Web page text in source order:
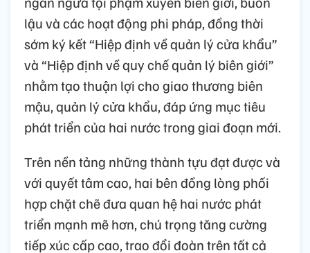
lậu và các hoạt động phi pháp, đồng thời
sớm ký kết “Hiệp định về quản lý cửa khẩu”
và “Hiệp định về quy chế quản lý biên giới”
nhằm tạo thuận lợi cho giao thương biên
mậu, quản lý cửa khẩu, đáp ứng mục tiêu
phát triển của hai nước trong giai đoạn mới.
Trên nền tảng những thành tựu đạt được và
với quyết tâm cao, hai bên đồng lòng phối
hợp chặt chẽ đưa quan hệ hai nước phát
triển mạnh mẽ hơn, chú trọng tăng cường
tiếp xúc cấp cao, trao đổi đoàn trên tất cả